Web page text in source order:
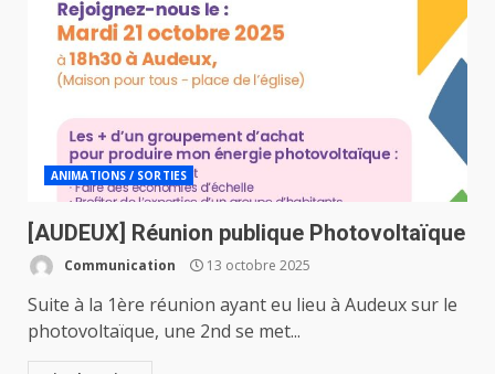
ANIMATIONS / SORTIES
[AUDEUX] Réunion publique Photovoltaïque
Communication 13 octobre 2025
Suite à la 1ère réunion ayant eu lieu à Audeux sur le
photovoltaïque, une 2nd se met...